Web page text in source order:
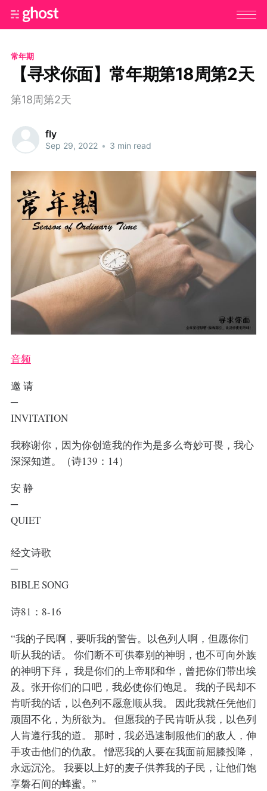
常年期
【寻求你面】常年期第18周第2天
第18周第2天
fly
Sep 29, 2022 • 3 min read
音频
邀 请
─
INVITATION
我称谢你，因为你创造我的作为是多么奇妙可畏，我心
深深知道。（诗139：14）
安 静
─
QUIET
经文诗歌
─
BIBLE SONG
诗81：8-16
“我的子民啊，要听我的警告。以色列人啊，但愿你们
听从我的话。 你们断不可供奉别的神明，也不可向外族
的神明下拜， 我是你们的上帝耶和华，曾把你们带出埃
及。张开你们的口吧，我必使你们饱足。 我的子民却不
肯听我的话，以色列不愿意顺从我。 因此我就任凭他们
顽固不化，为所欲为。 但愿我的子民肯听从我，以色列
人肯遵行我的道。 那时，我必迅速制服他们的敌人，伸
手攻击他们的仇敌。 憎恶我的人要在我面前屈膝投降，
永远沉沦。 我要以上好的麦子供养我的子民，让他们饱
享磐石间的蜂蜜。”